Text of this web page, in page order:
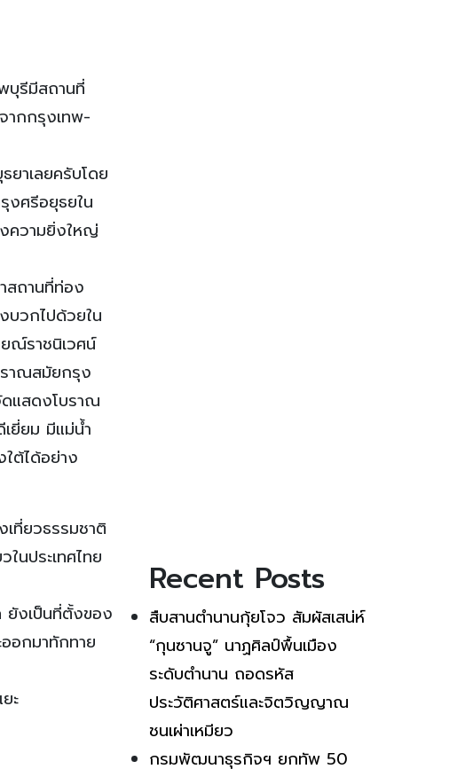
บุรีมีสถานที่
ากกรุงเทพ-
าเลยครับโดย
งศรีอยุธยใน
ความยิ่งใหญ่
สถานที่ท่อง
บวกไปด้วยใน
ณ์ราชนิเวศน์
ราณสมัยกรุง
แสดงโบราณ
ยี่ยม มีแม่น้ำ
ต้ได้อย่าง
ที่ยวธรรมชาติ
ประเทศไทย
ยังเป็นที่ตั้งของ
อกมาทักทาย
ะ
Recent Posts
สืบสานตำนานกุ้ยโจว สัมผัสเสน่ห์
“กุนซานจู” นาฏศิลป์พื้นเมือง
ระดับตำนาน ถอดรหัส
ประวัติศาสตร์และจิตวิญญาณ
ชนเผ่าเหมียว
กรมพัฒนาธุรกิจฯ ยกทัพ 50